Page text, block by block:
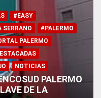
#EASY
SERRANO
#PALERMO
PALERMO
NOTICIAS
PALERMO
DE LA